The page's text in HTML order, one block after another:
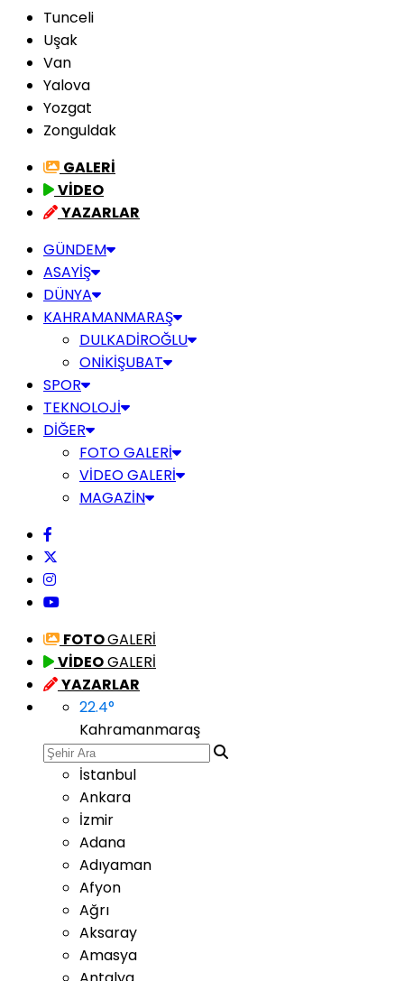
Tunceli
Uşak
Van
Yalova
Yozgat
Zonguldak
GALERİ
VİDEO
YAZARLAR
GÜNDEM
ASAYİŞ
DÜNYA
KAHRAMANMARAŞ
DULKADİROĞLU
ONİKİŞUBAT
SPOR
TEKNOLOJİ
DİĞER
FOTO GALERİ
VİDEO GALERİ
MAGAZİN
FOTOGALERİ
VİDEOGALERİ
YAZARLAR
22.4°
Kahramanmaraş
İstanbul
Ankara
İzmir
Adana
Adıyaman
Afyon
Ağrı
Aksaray
Amasya